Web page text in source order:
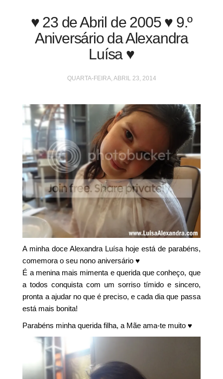
♥ 23 de Abril de 2005 ♥ 9.º
Aniversário da Alexandra
Luísa ♥
QUARTA-FEIRA, ABRIL 23, 2014
A minha doce Alexandra Luísa hoje está de parabéns,
comemora o seu nono aniversário ♥
É a menina mais mimenta e querida que conheço, que
a todos conquista com um sorriso tímido e sincero,
pronta a ajudar no que é preciso, e cada dia que passa
está mais bonita!
Parabéns minha querida filha, a Mãe ama-te muito ♥